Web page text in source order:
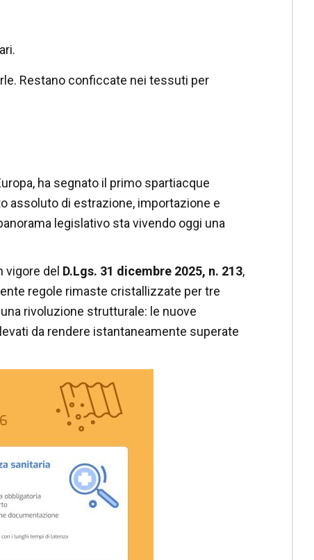
Restano conficcate nei tessuti per
ha segnato il primo spartiacque
assoluto di estrazione, importazione e
legislativo sta vivendo oggi una
vigore del D.Lgs. 31 dicembre 2025, n. 213,
regole rimaste cristallizzate per tre
rivoluzione strutturale: le nuove
da rendere istantaneamente superate